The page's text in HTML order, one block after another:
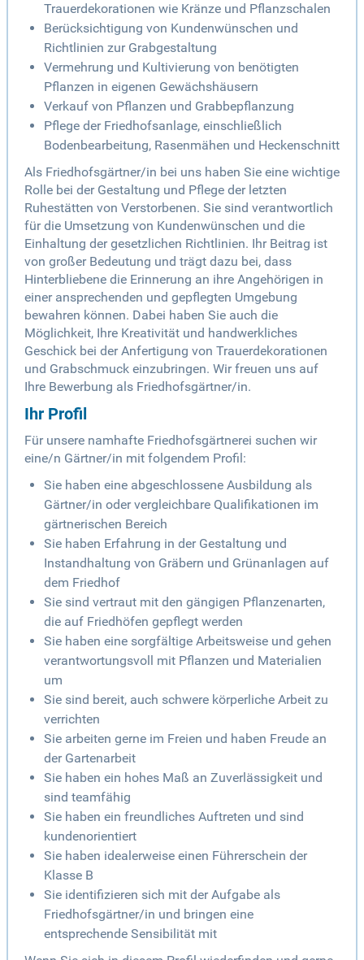
Trauerdekorationen wie Kränze und Pflanzschalen
Berücksichtigung von Kundenwünschen und
Richtlinien zur Grabgestaltung
Vermehrung und Kultivierung von benötigten
Pflanzen in eigenen Gewächshäusern
Verkauf von Pflanzen und Grabbepflanzung
Pflege der Friedhofsanlage, einschließlich
Bodenbearbeitung, Rasenmähen und Heckenschnitt
Als Friedhofsgärtner/in bei uns haben Sie eine wichtige
Rolle bei der Gestaltung und Pflege der letzten
Ruhestätten von Verstorbenen. Sie sind verantwortlich
für die Umsetzung von Kundenwünschen und die
Einhaltung der gesetzlichen Richtlinien. Ihr Beitrag ist
von großer Bedeutung und trägt dazu bei, dass
Hinterbliebene die Erinnerung an ihre Angehörigen in
einer ansprechenden und gepflegten Umgebung
bewahren können. Dabei haben Sie auch die
Möglichkeit, Ihre Kreativität und handwerkliches
Geschick bei der Anfertigung von Trauerdekorationen
und Grabschmuck einzubringen. Wir freuen uns auf
Ihre Bewerbung als Friedhofsgärtner/in.
Ihr Profil
Für unsere namhafte Friedhofsgärtnerei suchen wir
eine/n Gärtner/in mit folgendem Profil:
Sie haben eine abgeschlossene Ausbildung als
Gärtner/in oder vergleichbare Qualifikationen im
gärtnerischen Bereich
Sie haben Erfahrung in der Gestaltung und
Instandhaltung von Gräbern und Grünanlagen auf
dem Friedhof
Sie sind vertraut mit den gängigen Pflanzenarten,
die auf Friedhöfen gepflegt werden
Sie haben eine sorgfältige Arbeitsweise und gehen
verantwortungsvoll mit Pflanzen und Materialien
um
Sie sind bereit, auch schwere körperliche Arbeit zu
verrichten
Sie arbeiten gerne im Freien und haben Freude an
der Gartenarbeit
Sie haben ein hohes Maß an Zuverlässigkeit und
sind teamfähig
Sie haben ein freundliches Auftreten und sind
kundenorientiert
Sie haben idealerweise einen Führerschein der
Klasse B
Sie identifizieren sich mit der Aufgabe als
Friedhofsgärtner/in und bringen eine
entsprechende Sensibilität mit